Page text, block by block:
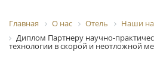
Главная О нас Отель
Наши
Диплом Партнеру научно-
технологии в скорой и неотложной